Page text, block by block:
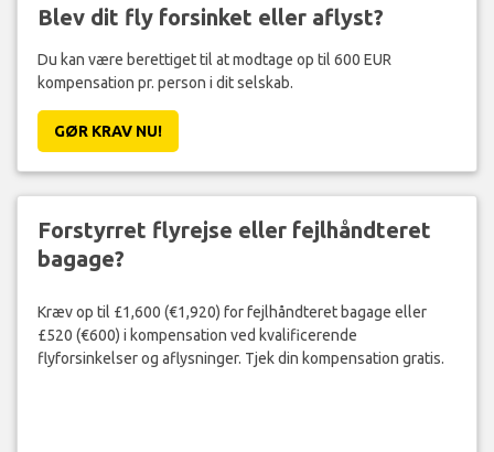
Blev dit fly forsinket eller aflyst?
Du kan være berettiget til at modtage op til 600 EUR
kompensation pr. person i dit selskab.
GØR KRAV NU!
Forstyrret flyrejse eller fejlhåndteret
bagage?
Kræv op til £1,600 (€1,920) for fejlhåndteret bagage eller
£520 (€600) i kompensation ved kvalificerende
flyforsinkelser og aflysninger. Tjek din kompensation gratis.